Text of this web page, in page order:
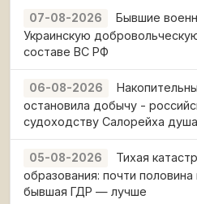
07-08-2026
Бывшие
Украинскую
составе ВС РФ
06-08-2026
остановила добычу -
судоходству Салорейха
05-08-2026
Тихая
образования: почти
бывшая ГДР — лучше